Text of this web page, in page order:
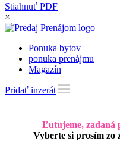
Stiahnuť PDF
×
Ponuka bytov
ponuka prenájmu
Magazín
Pridať inzerát
Ľutujeme, zadaná
Vyberte si prosím zo